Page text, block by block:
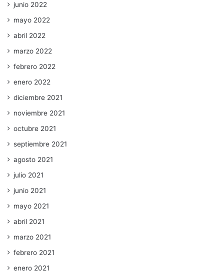
junio 2022
mayo 2022
abril 2022
marzo 2022
febrero 2022
enero 2022
diciembre 2021
noviembre 2021
octubre 2021
septiembre 2021
agosto 2021
julio 2021
junio 2021
mayo 2021
abril 2021
marzo 2021
febrero 2021
enero 2021